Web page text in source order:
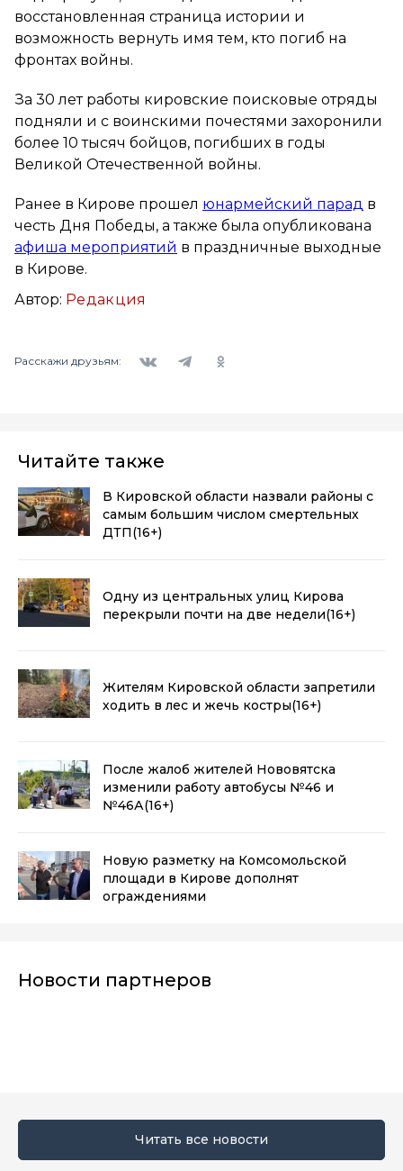
восстановленная страница истории и
возможность вернуть имя тем, кто погиб на
фронтах войны.
За 30 лет работы кировские поисковые отряды
подняли и с воинскими почестями захоронили
более 10 тысяч бойцов, погибших в годы
Великой Отечественной войны.
Ранее в Кирове прошел юнармейский парад в
честь Дня Победы, а также была опубликована
афиша мероприятий в праздничные выходные
в Кирове.
Автор: Редакция
Расскажи друзьям:
Читайте также
В Кировской области назвали районы с
самым большим числом смертельных
ДТП(16+)
Одну из центральных улиц Кирова
перекрыли почти на две недели(16+)
Жителям Кировской области запретили
ходить в лес и жечь костры(16+)
После жалоб жителей Нововятска
изменили работу автобусы №46 и
№46А(16+)
Новую разметку на Комсомольской
площади в Кирове дополнят
ограждениями
Новости партнеров
Читать все новости